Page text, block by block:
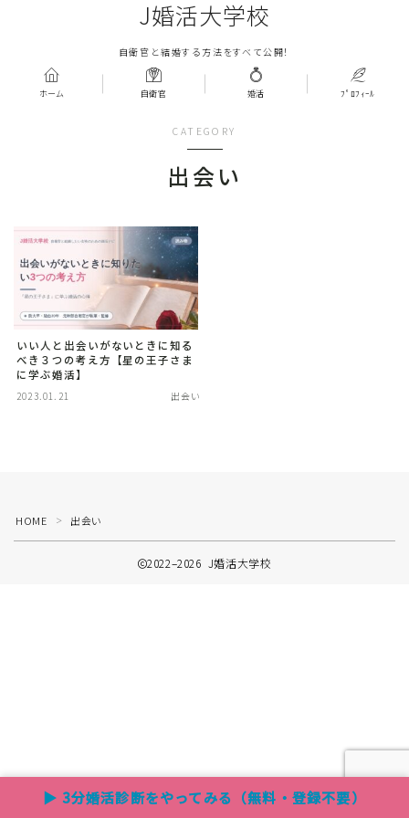
J婚活大学校
自衛官と結婚する方法をすべて公開！
ホーム 自衛官 婚活 ﾌﾟﾛﾌｨｰﾙ
CATEGORY
出会い
いい人と出会いがないときに知る
べき３つの考え方【星の王子さま
に学ぶ婚活】
2023.01.21 出会い
▶ 3分婚活診断をやってみる（無料・登録不要）
HOME ＞ 出会い
2022–2026 J婚活大学校